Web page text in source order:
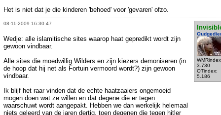
Het is niet dat je die kinderen 'behoed' voor 'gevaren' ofzo.
08-11-2009 16:30:47
3.730
OTindex:
5.186
Wedje: alle islamitische sites waarop haat gepredikt wordt zijn
gewoon vindbaar.
Alle sites die moedwillig Wilders en zijn kiezers demoniseren (in
de hoop dat hij net als Fortuin vermoord wordt?) zijn gewoon
vindbaar.
Ik blijf het raar vinden dat de echte haatzaaiers ongemoeid
mogen doen wat ze willen en dat degene die er tegen
waarschuwt wordt aangepakt. Hebben we dan werkelijk helemaal
niets geleerd van de jaren dertig, toen degenen die tegen hitler